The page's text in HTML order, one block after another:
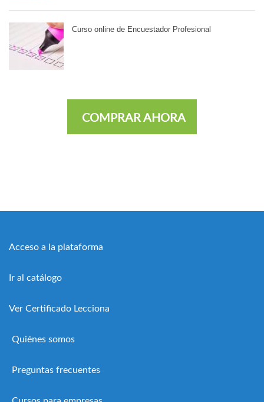
Curso online de Encuestador Profesional
COMPRAR AHORA
Acceso a la plataforma
Ir al catálogo
Ver Certificado Lecciona
Quiénes somos
Preguntas frecuentes